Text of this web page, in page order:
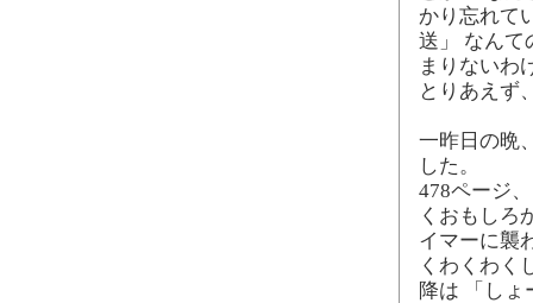
かり忘れて
送」 なんて
まりないわ
とりあえず
一昨日の晩
した。
478ページ
くおもしろ
イマーに襲
くわくわく
降は 「し